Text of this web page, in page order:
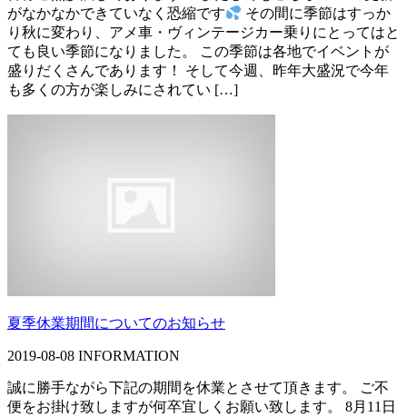
がなかなかできていなく恐縮です
その間に季節はすっか
り秋に変わり、アメ車・ヴィンテージカー乗りにとってはと
ても良い季節になりました。 この季節は各地でイベントが
盛りだくさんであります！ そして今週、昨年大盛況で今年
も多くの方が楽しみにされてい […]
夏季休業期間についてのお知らせ
2019-08-08 INFORMATION
誠に勝手ながら下記の期間を休業とさせて頂きます。 ご不
便をお掛け致しますが何卒宜しくお願い致します。 8月11日